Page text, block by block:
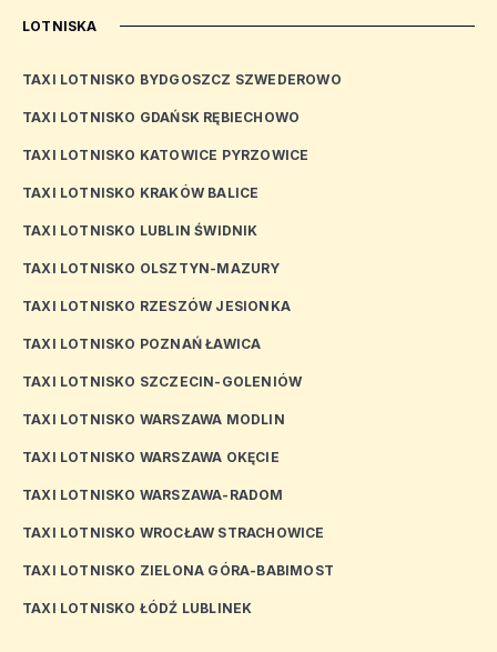
LOTNISKA
TAXI LOTNISKO BYDGOSZCZ SZWEDEROWO
TAXI LOTNISKO GDAŃSK RĘBIECHOWO
TAXI LOTNISKO KATOWICE PYRZOWICE
TAXI LOTNISKO KRAKÓW BALICE
TAXI LOTNISKO LUBLIN ŚWIDNIK
TAXI LOTNISKO OLSZTYN-MAZURY
TAXI LOTNISKO RZESZÓW JESIONKA
TAXI LOTNISKO POZNAŃ ŁAWICA
TAXI LOTNISKO SZCZECIN-GOLENIÓW
TAXI LOTNISKO WARSZAWA MODLIN
TAXI LOTNISKO WARSZAWA OKĘCIE
TAXI LOTNISKO WARSZAWA-RADOM
TAXI LOTNISKO WROCŁAW STRACHOWICE
TAXI LOTNISKO ZIELONA GÓRA-BABIMOST
TAXI LOTNISKO ŁÓDŹ LUBLINEK